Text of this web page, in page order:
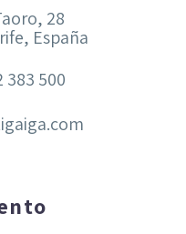
28
España
383 500